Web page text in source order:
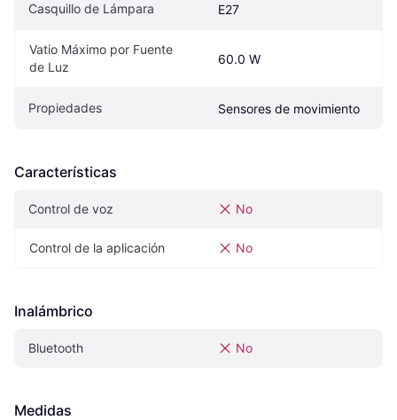
Casquillo de Lámpara E27
Vatio Máximo por Fuente
de Luz
60.0 W
Propiedades Sensores de movimiento
Características
Control de voz No
Control de la aplicación No
Inalámbrico
Bluetooth No
Medidas